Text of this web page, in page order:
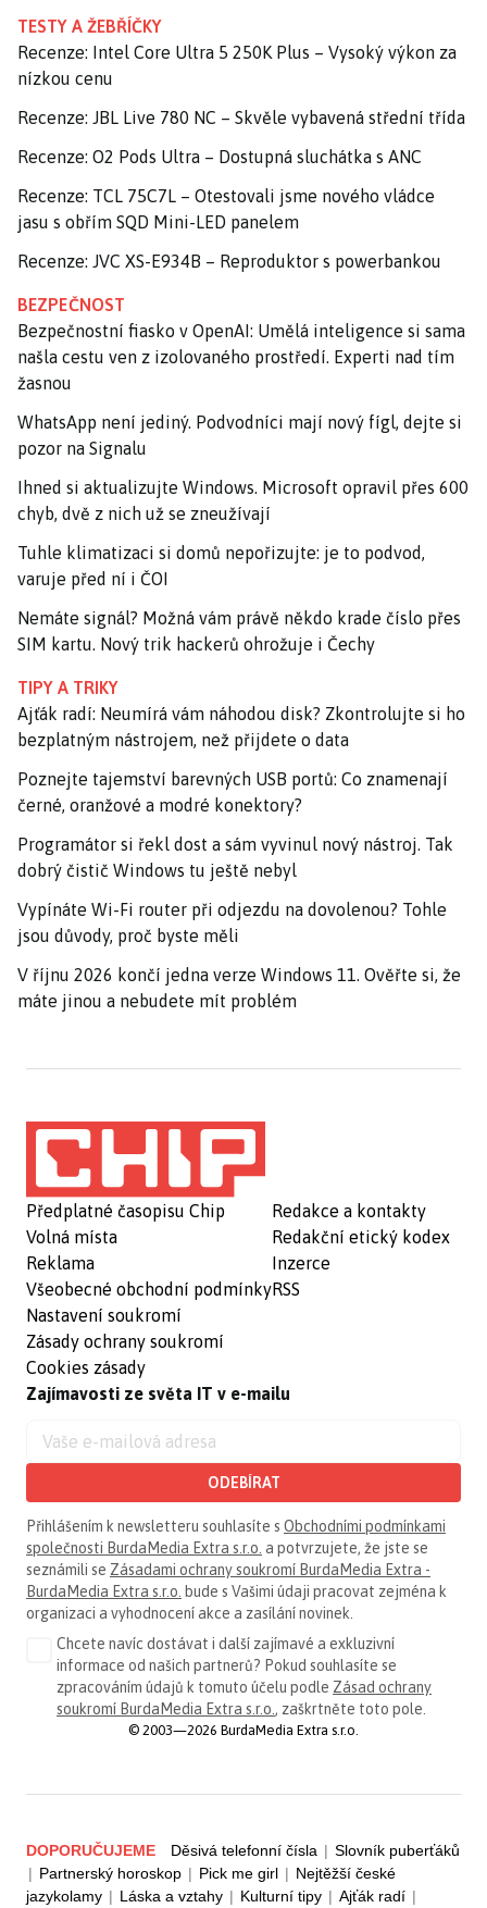
TESTY A ŽEBŘÍČKY
Recenze: Intel Core Ultra 5 250K Plus – Vysoký výkon za
nízkou cenu
Recenze: JBL Live 780 NC – Skvěle vybavená střední třída
Recenze: O2 Pods Ultra – Dostupná sluchátka s ANC
Recenze: TCL 75C7L – Otestovali jsme nového vládce
jasu s obřím SQD Mini-LED panelem
Recenze: JVC XS-E934B – Reproduktor s powerbankou
BEZPEČNOST
Bezpečnostní fiasko v OpenAI: Umělá inteligence si sama
našla cestu ven z izolovaného prostředí. Experti nad tím
žasnou
WhatsApp není jediný. Podvodníci mají nový fígl, dejte si
pozor na Signalu
Ihned si aktualizujte Windows. Microsoft opravil přes 600
chyb, dvě z nich už se zneužívají
Tuhle klimatizaci si domů nepořizujte: je to podvod,
varuje před ní i ČOI
Nemáte signál? Možná vám právě někdo krade číslo přes
SIM kartu. Nový trik hackerů ohrožuje i Čechy
TIPY A TRIKY
Ajťák radí: Neumírá vám náhodou disk? Zkontrolujte si ho
bezplatným nástrojem, než přijdete o data
Poznejte tajemství barevných USB portů: Co znamenají
černé, oranžové a modré konektory?
Programátor si řekl dost a sám vyvinul nový nástroj. Tak
dobrý čistič Windows tu ještě nebyl
Vypínáte Wi-Fi router při odjezdu na dovolenou? Tohle
jsou důvody, proč byste měli
V říjnu 2026 končí jedna verze Windows 11. Ověřte si, že
máte jinou a nebudete mít problém
Předplatné časopisu Chip
Volná místa
Reklama
Všeobecné obchodní podmínky
Nastavení soukromí
Zásady ochrany soukromí
Cookies zásady
Redakce a kontakty
Redakční etický kodex
Inzerce
RSS
Zajímavosti ze světa IT v e-mailu
ODEBÍRAT
Přihlášením k newsletteru souhlasíte s Obchodními podmínkami
společnosti BurdaMedia Extra s.r.o. a potvrzujete, že jste se
seznámili se Zásadami ochrany soukromí BurdaMedia Extra -
BurdaMedia Extra s.r.o. bude s Vašimi údaji pracovat zejména k
organizaci a vyhodnocení akce a zasílání novinek.
Chcete navíc dostávat i další zajímavé a exkluzivní
informace od našich partnerů? Pokud souhlasíte se
zpracováním údajů k tomuto účelu podle Zásad ochrany
soukromí BurdaMedia Extra s.r.o. , zaškrtněte toto pole.
© 2003—2026 BurdaMedia Extra s.r.o.
DOPORUČUJEME Děsivá telefonní čísla | Slovník puberťáků
| Partnerský horoskop | Pick me girl | Nejtěžší české
jazykolamy | Láska a vztahy | Kulturní tipy | Ajťák radí |